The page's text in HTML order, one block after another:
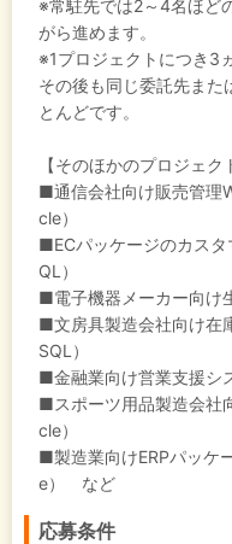
※常駐先では2～4名ほど
がら進めます。
※1プロジェクトにつき3
その後も同じ委託先また
とんどです。
【そのほかのプロジェク
■通信会社向け販売管理
cle）
■ECパッケージのカス
QL）
■電子機器メーカー向け
■文房具製造会社向け在
SQL）
■金融業向け営業支援シ
■スポーツ用品製造会社
cle）
■製造業向けERPパッケ
e） など
応募条件